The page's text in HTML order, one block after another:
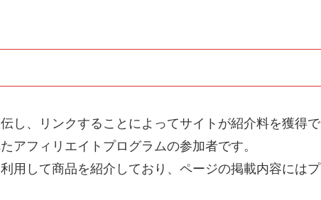
し、リンクすることによってサイトが紹介料を獲得で
アフィリエイトプログラムの参加者です。
用して商品を紹介しており、ページの掲載内容にはプ